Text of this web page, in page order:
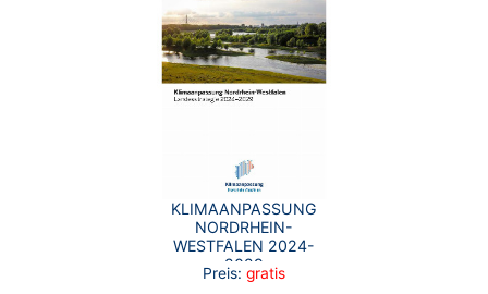
KLIMAANPASSUNG
NORDRHEIN-
WESTFALEN 2024-
2029
Preis: gratis